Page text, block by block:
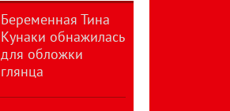
Беременная Тина
Кунаки обнажилась
для обложки
глянца